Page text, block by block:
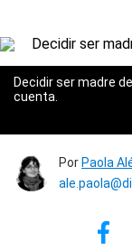
Decidir ser madre
cuenta.
Por Paola